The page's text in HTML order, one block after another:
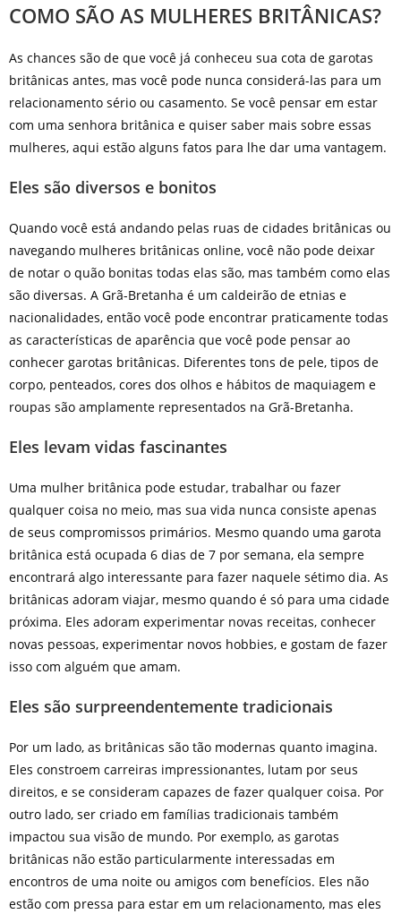
COMO SÃO AS MULHERES BRITÂNICAS?
As chances são de que você já conheceu sua cota de garotas
britânicas antes, mas você pode nunca considerá-las para um
relacionamento sério ou casamento. Se você pensar em estar
com uma senhora britânica e quiser saber mais sobre essas
mulheres, aqui estão alguns fatos para lhe dar uma vantagem.
Eles são diversos e bonitos
Quando você está andando pelas ruas de cidades britânicas ou
navegando mulheres britânicas online, você não pode deixar
de notar o quão bonitas todas elas são, mas também como elas
são diversas. A Grã-Bretanha é um caldeirão de etnias e
nacionalidades, então você pode encontrar praticamente todas
as características de aparência que você pode pensar ao
conhecer garotas britânicas. Diferentes tons de pele, tipos de
corpo, penteados, cores dos olhos e hábitos de maquiagem e
roupas são amplamente representados na Grã-Bretanha.
Eles levam vidas fascinantes
Uma mulher britânica pode estudar, trabalhar ou fazer
qualquer coisa no meio, mas sua vida nunca consiste apenas
de seus compromissos primários. Mesmo quando uma garota
britânica está ocupada 6 dias de 7 por semana, ela sempre
encontrará algo interessante para fazer naquele sétimo dia. As
britânicas adoram viajar, mesmo quando é só para uma cidade
próxima. Eles adoram experimentar novas receitas, conhecer
novas pessoas, experimentar novos hobbies, e gostam de fazer
isso com alguém que amam.
Eles são surpreendentemente tradicionais
Por um lado, as britânicas são tão modernas quanto imagina.
Eles constroem carreiras impressionantes, lutam por seus
direitos, e se consideram capazes de fazer qualquer coisa. Por
outro lado, ser criado em famílias tradicionais também
impactou sua visão de mundo. Por exemplo, as garotas
britânicas não estão particularmente interessadas em
encontros de uma noite ou amigos com benefícios. Eles não
estão com pressa para estar em um relacionamento, mas eles